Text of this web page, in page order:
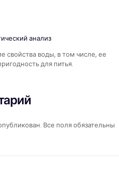
анализ
свойства воды, в том числе, ее
для питья.
Все поля обязательны